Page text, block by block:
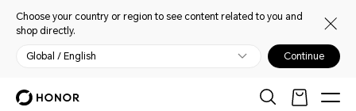
Choose your country or region to see content related to you and
shop directly.
Global / English Continue